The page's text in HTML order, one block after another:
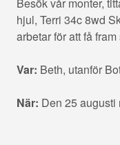
Besök vår monter,
hjul, Terri 34c 8wd
arbetar för att få
Var: Beth, utanför
När: Den 25